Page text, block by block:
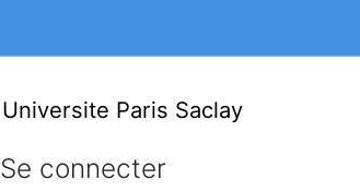
Universite Paris Saclay
Se connecter